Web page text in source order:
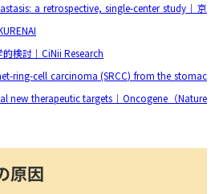
a retrospective, single-center study｜京
検討｜CiNii Research
ring-cell carcinoma (SRCC) from the stomac
new therapeutic targets｜Oncogene（Nature
原因